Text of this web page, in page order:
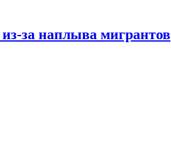
за наплыва мигрантов